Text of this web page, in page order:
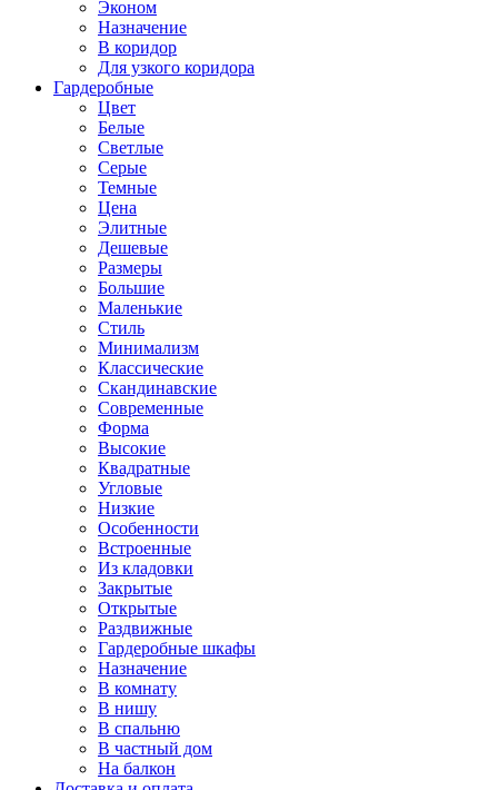
Эконом
Назначение
В коридор
Для узкого коридора
Гардеробные
Цвет
Белые
Светлые
Серые
Темные
Цена
Элитные
Дешевые
Размеры
Большие
Маленькие
Стиль
Минимализм
Классические
Скандинавские
Современные
Форма
Высокие
Квадратные
Угловые
Низкие
Особенности
Встроенные
Из кладовки
Закрытые
Открытые
Раздвижные
Гардеробные шкафы
Назначение
В комнату
В нишу
В спальню
В частный дом
На балкон